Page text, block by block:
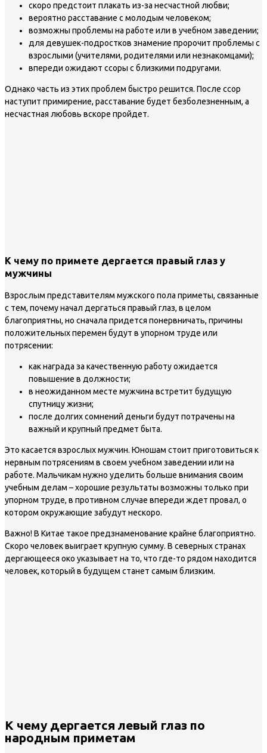
скоро предстоит плакать из-за несчастной любви;
вероятно расставание с молодым человеком;
возможны проблемы на работе или в учебном заведении;
для девушек-подростков знамение пророчит проблемы с
взрослыми (учителями, родителями или незнакомцами);
впереди ожидают ссоры с близкими подругами.
Однако часть из этих проблем быстро решится. После ссор
наступит примирение, расставание будет безболезненным, а
несчастная любовь вскоре пройдет.
К чему по примете дергается правый глаз у
мужчины
Взрослым представителям мужского пола приметы, связанные
с тем, почему начал дергаться правый глаз, в целом
благоприятны, но сначала придется понервничать, причины
положительных перемен будут в упорном труде или
потрясении:
как награда за качественную работу ожидается
повышение в должности;
в неожиданном месте мужчина встретит будущую
спутницу жизни;
после долгих сомнений деньги будут потрачены на
важный и крупный предмет быта.
Это касается взрослых мужчин. Юношам стоит приготовиться к
нервным потрясениям в своем учебном заведении или на
работе. Мальчикам нужно уделить больше внимания своим
учебным делам – хорошие результаты возможны только при
упорном труде, в противном случае впереди ждет провал, о
котором окружающие забудут нескоро.
Важно!В Китае такое предзнаменование крайне благоприятно.
Скоро человек выиграет крупную сумму. В северных странах
дергающееся око указывает на то, что где-то рядом находится
человек, который в будущем станет самым близким.
К чему дергается левый глаз по
народным приметам